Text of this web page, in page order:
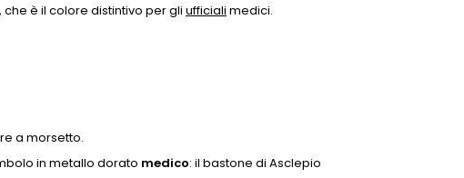
è il colore distintivo per gli ufficiali medici.
a morsetto.
in metallo dorato medico: il bastone di Asclepio